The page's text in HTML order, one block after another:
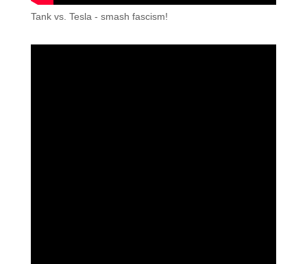
Tank vs. Tesla - smash fascism!